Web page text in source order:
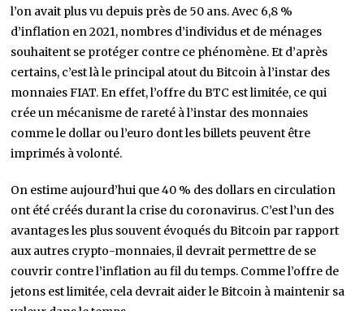
l’on avait plus vu depuis près de 50 ans. Avec 6,8 %
d’inflation en 2021, nombres d’individus et de ménages
souhaitent se protéger contre ce phénomène. Et d’après
certains, c’est là le principal atout du Bitcoin à l’instar des
monnaies FIAT. En effet, l’offre du BTC est limitée, ce qui
crée un mécanisme de rareté à l’instar des monnaies
comme le dollar ou l’euro dont les billets peuvent être
imprimés à volonté.
On estime aujourd’hui que 40 % des dollars en circulation
ont été créés durant la crise du coronavirus. C’est l’un des
avantages les plus souvent évoqués du Bitcoin par rapport
aux autres crypto-monnaies, il devrait permettre de se
couvrir contre l’inflation au fil du temps. Comme l’offre de
jetons est limitée, cela devrait aider le Bitcoin à maintenir sa